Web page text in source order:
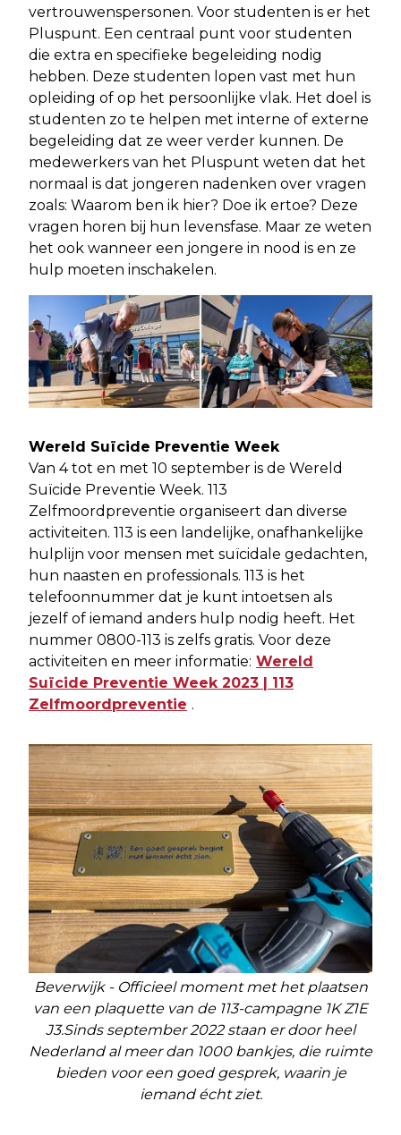
vertrouwenspersonen. Voor studenten is er het
Pluspunt. Een centraal punt voor studenten
die extra en specifieke begeleiding nodig
hebben. Deze studenten lopen vast met hun
opleiding of op het persoonlijke vlak. Het doel is
studenten zo te helpen met interne of externe
begeleiding dat ze weer verder kunnen. De
medewerkers van het Pluspunt weten dat het
normaal is dat jongeren nadenken over vragen
zoals: Waarom ben ik hier? Doe ik ertoe? Deze
vragen horen bij hun levensfase. Maar ze weten
het ook wanneer een jongere in nood is en ze
hulp moeten inschakelen.
Wereld Suïcide Preventie Week
Van 4 tot en met 10 september is de Wereld
Suïcide Preventie Week. 113
Zelfmoordpreventie organiseert dan diverse
activiteiten. 113 is een landelijke, onafhankelijke
hulplijn voor mensen met suïcidale gedachten,
hun naasten en professionals. 113 is het
telefoonnummer dat je kunt intoetsen als
jezelf of iemand anders hulp nodig heeft. Het
nummer 0800-113 is zelfs gratis. Voor deze
activiteiten en meer informatie: Wereld
Suïcide Preventie Week 2023 | 113
Zelfmoordpreventie .
Beverwijk - Officieel moment met het plaatsen
van een plaquette van de 113-campagne 1K Z1E
J3.Sinds september 2022 staan er door heel
Nederland al meer dan 1000 bankjes, die ruimte
bieden voor een goed gesprek, waarin je
iemand écht ziet.